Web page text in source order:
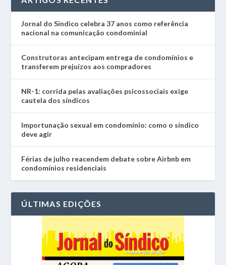
Jornal do Síndico celebra 37 anos como referência
nacional na comunicação condominial
Construtoras antecipam entrega de condomínios e
transferem prejuízos aos compradores
NR-1: corrida pelas avaliações psicossociais exige
cautela dos síndicos
Importunação sexual em condomínio: como o síndico
deve agir
Férias de julho reacendem debate sobre Airbnb em
condomínios residenciais
ÚLTIMAS EDIÇÕES